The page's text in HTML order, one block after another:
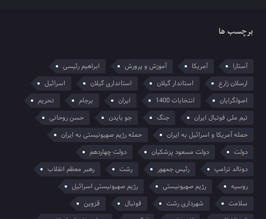
برچسب ها
آستارا آمریکا آموزش و پرورش
ابراهیم رئیسی
ارسلان زارع
استاندار گیلان استانداری گیلان
اسرائیل
اصولگرایان
انتخابات 1400 ایران برجام
تحریم
تیم ملی فوتبال ایران
جنگ جو بایدن
حسن روحانی
حمله آمریکا و اسرائیل به ایران
حمله رژیم صهیونیستی به ایران
دولت
دولت مسعود پزشکیان
دولت چهاردهم
دونالد ترامپ
رئیس جمهور رشت
رهبر معظم انقلاب
روسیه
رژیم صهیونیستی
رژیم صهیونیستی اسرائیل
سلامت
شهرداری رشت فوتبال
قزوین